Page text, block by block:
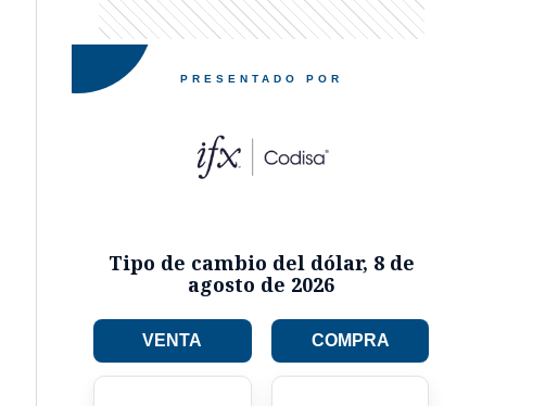
PRESENTADO POR
Tipo de cambio del dólar, 8 de
agosto de 2026
VENTA COMPRA